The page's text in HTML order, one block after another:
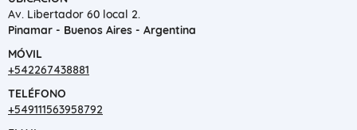
Av. Libertador 60 local 2.
Pinamar - Buenos Aires - Argentina
MÓVIL
+542267438881
TELÉFONO
+549111563958792